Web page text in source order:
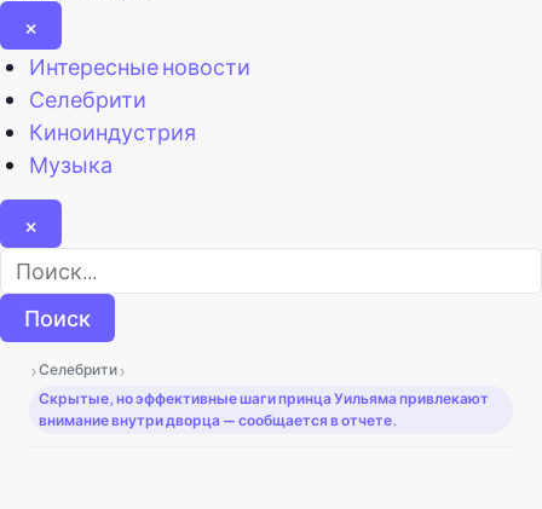
×
Закрыть
меню
Интересные новости
Селебрити
Киноиндустрия
Музыка
×
Найти:
›Селебрити ›
Скрытые, но эффективные шаги принца Уильяма привлекают
внимание внутри дворца — сообщается в отчете.